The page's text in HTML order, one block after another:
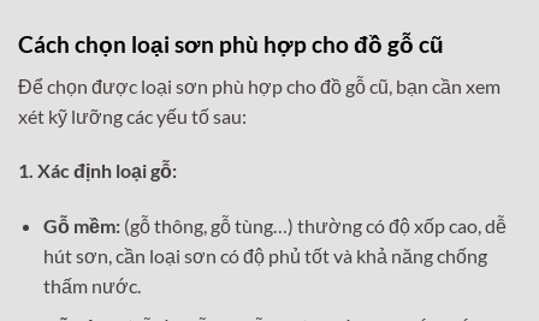
Cách chọn loại sơn phù hợp cho đồ gỗ cũ
Để chọn được loại sơn phù hợp cho đồ gỗ cũ, bạn cần xem
xét kỹ lưỡng các yếu tố sau:
1. Xác định loại gỗ:
Gỗ mềm:(gỗ thông, gỗ tùng…) thường có độ xốp cao, dễ
hút sơn, cần loại sơn có độ phủ tốt và khả năng chống
thấm nước.